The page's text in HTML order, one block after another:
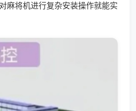
麻将机进行复杂安装操作就能实